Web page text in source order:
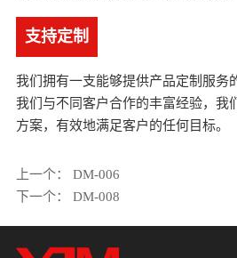
支持定制
我们拥有一支能够提供产品定制服务
我们与不同客户合作的丰富经验，我
方案，有效地满足客户的任何目标。
上一个： DM-006
下一个： DM-008